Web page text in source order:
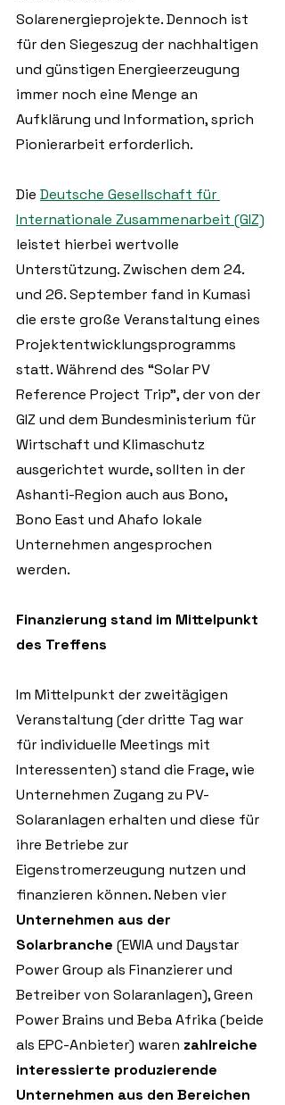
Solarenergieprojekte. Dennoch ist
für den Siegeszug der nachhaltigen
und günstigen Energieerzeugung
immer noch eine Menge an
Aufklärung und Information, sprich
Pionierarbeit erforderlich.
Die Deutsche Gesellschaft für
Internationale Zusammenarbeit (GIZ)
leistet hierbei wertvolle
Unterstützung. Zwischen dem 24.
und 26. September fand in Kumasi
die erste große Veranstaltung eines
Projektentwicklungsprogramms
statt. Während des “Solar PV
Reference Project Trip”, der von der
GIZ und dem Bundesministerium für
Wirtschaft und Klimaschutz
ausgerichtet wurde, sollten in der
Ashanti-Region auch aus Bono,
Bono East und Ahafo lokale
Unternehmen angesprochen
werden.
Finanzierung stand im Mittelpunkt
des Treffens
Im Mittelpunkt der zweitägigen
Veranstaltung (der dritte Tag war
für individuelle Meetings mit
Interessenten) stand die Frage, wie
Unternehmen Zugang zu PV-
Solaranlagen erhalten und diese für
ihre Betriebe zur
Eigenstromerzeugung nutzen und
finanzieren können. Neben vier
Unternehmen aus der
Solarbranche (EWIA und Daystar
Power Group als Finanzierer und
Betreiber von Solaranlagen), Green
Power Brains und Beba Afrika (beide
als EPC-Anbieter) waren zahlreiche
interessierte produzierende
Unternehmen aus den Bereichen